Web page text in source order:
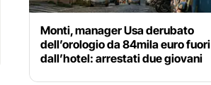
Monti, manager Usa derubato
dell’orologio da 84mila euro fuori
dall’hotel: arrestati due giovani